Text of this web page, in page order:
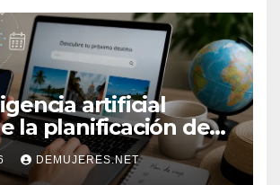
artificial
la planificación de
huéspedes
sus decisiones y
DEMUJERES.NET